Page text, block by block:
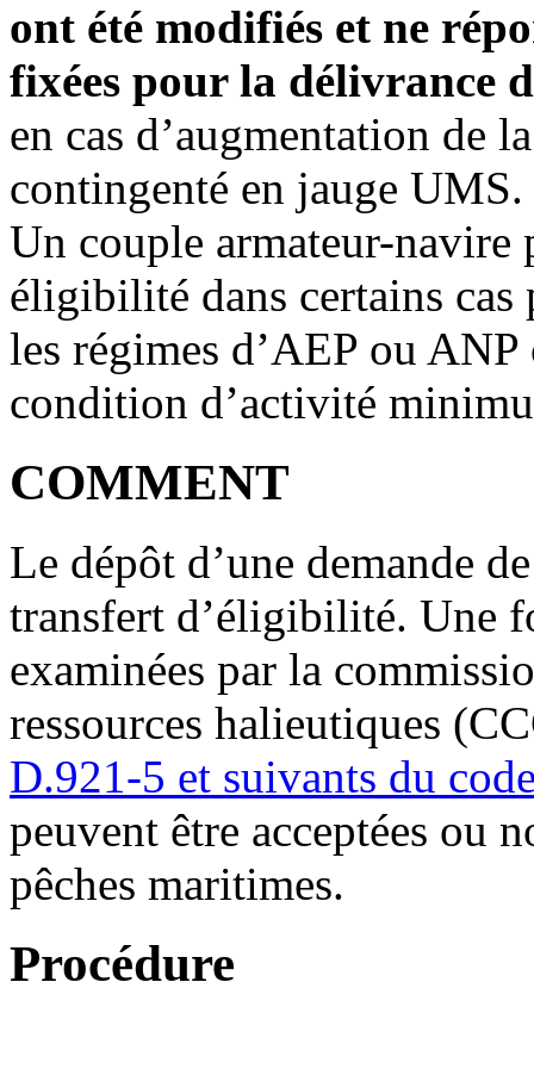
ont été modifiés et ne
fixées pour la délivrance
en cas d’augmentation de
contingenté en jauge UMS.
Un couple armateur-navire
éligibilité dans certains cas
les régimes d’AEP ou
condition d’activité
COMMENT
Le dépôt d’une demande
transfert d’éligibilité. Une
examinées par la
ressources halieutiques
D.921-5 et suivants du
peuvent être acceptées ou
pêches maritimes.
Procédure